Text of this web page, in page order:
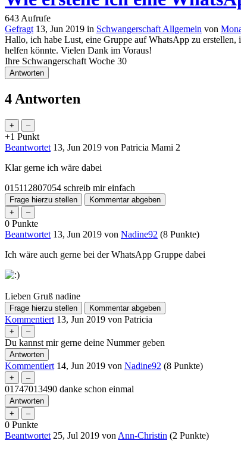
643Aufrufe
Gefragt 13, Jun 2019 in Schwangerschaft Allgemein von
Hallo, ich habe Lust, eine Gruppe auf WhatsApp zu erstellen,
helfen könnte. Vielen Dank im Voraus!
Ihre Schwangerschaft Woche 30
4Antworten
+1 Punkt
Beantwortet 13, Jun 2019 von Patricia Mami 2
Klar gerne ich wäre dabei
015112807054 schreib mir einfach
0 Punkte
Beantwortet 13, Jun 2019 von Nadine92 (8 Punkte)
Ich wäre auch gerne bei der WhatsApp Gruppe dabei
Lieben Gruß nadine
Kommentiert 13, Jun 2019 von Patricia
Du kannst mir gerne deine Nummer geben
Kommentiert 14, Jun 2019 von Nadine92 (8 Punkte)
01747013490 danke schon einmal
0 Punkte
Beantwortet 25, Jul 2019 von Ann-Christin (2 Punkte)